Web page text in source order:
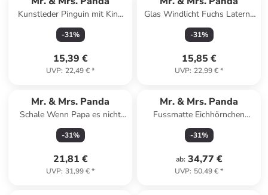
Kunstleder Pinguin mit Kind
ohne Spruch in Blau Pastell
-31%
15,39 €
UVP: 22,49 €*
Glas Windlicht Fuchs Laterne
ohne Spruch in Transparent
-31%
15,85 €
UVP: 22,99 €*
Mr. & Mrs. Panda
Schale Wenn Papa es nicht
reparieren kann, sind... in Weiß
-31%
21,81 €
UVP: 31,99 €*
Mr. & Mrs. Panda
Fussmatte Eichhörnchen
Blume ohne Spruch in
Schwarz
-31%
ab: 34,77 €
UVP: 50,49 €*